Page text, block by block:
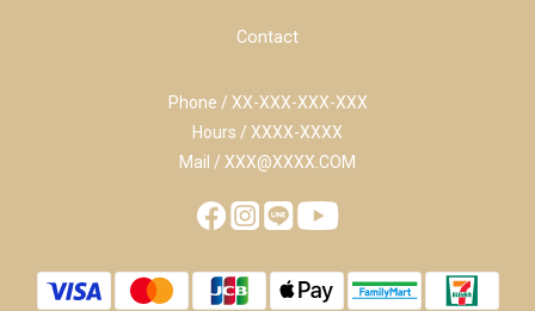
Contact
Phone / XX-XXX-XXX-XXX
Hours / XXXX-XXXX
Mail / XXX@XXXX.COM